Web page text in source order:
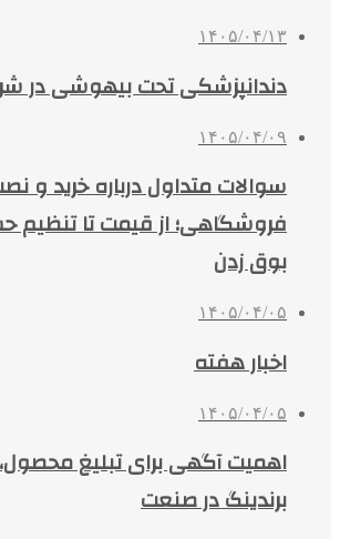
۱۴۰۵/۰۴/۱۳
دندانپزشکی تحت بیهوشی در
۱۴۰۵/۰۴/۰۹
سوالات متداول درباره خرید و
فروشگاهی؛ از قیمت تا
بوق زدن
۱۴۰۵/۰۴/۰۵
اخبار هفته
۱۴۰۵/۰۴/۰۵
اهمیت آگهی برای تبلیغ
برندینگ در صنعت